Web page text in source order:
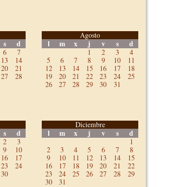
s d
6
7
13
14
20
21
27
28
Agosto
l m x j v s d
1 2 3
4
5
6 7 8 9 10
11
12
13 14 15 16 17
18
19
20 21 22 23 24
25
26
27 28 29 30 31
s d
2
3
9
10
16
17
23
24
30
Diciembre
l m x j v s d
1
2
3 4 5 6 7
8
9
10 11 12 13 14
15
16
17 18 19 20 21
22
23
24 25 26 27 28
29
30
31